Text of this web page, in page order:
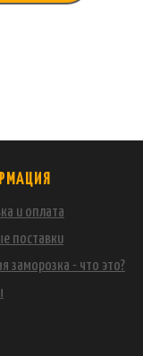
и оплата
поставки
заморозка - что это?